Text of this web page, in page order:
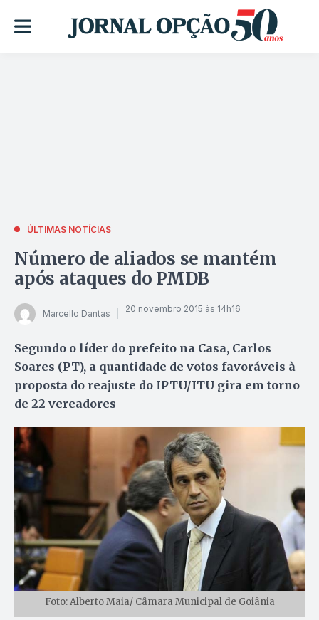
ÚLTIMAS NOTÍCIAS
Número de aliados se mantém
após ataques do PMDB
Marcello Dantas 20 novembro 2015 às 14h16
Segundo o líder do prefeito na Casa, Carlos
Soares (PT), a quantidade de votos favoráveis à
proposta do reajuste do IPTU/ITU gira em torno
de 22 vereadores
Foto: Alberto Maia/ Câmara Municipal de Goiânia